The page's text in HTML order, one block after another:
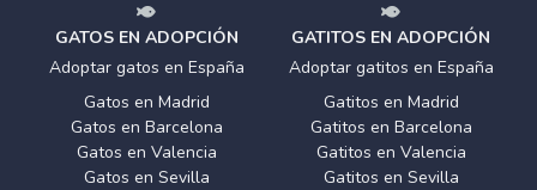
GATOS EN ADOPCIÓN
Adoptar gatos en España
Gatos en Madrid
Gatos en Barcelona
Gatos en Valencia
Gatos en Sevilla
GATITOS EN ADOPCIÓN
Adoptar gatitos en España
Gatitos en Madrid
Gatitos en Barcelona
Gatitos en Valencia
Gatitos en Sevilla